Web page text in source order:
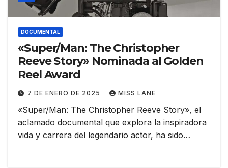
DOCUMENTAL
«Super/Man: The Christopher
Reeve Story» Nominada al Golden
Reel Award
7 DE ENERO DE 2025 MISS LANE
«Super/Man: The Christopher Reeve Story», el
aclamado documental que explora la inspiradora
vida y carrera del legendario actor, ha sido…